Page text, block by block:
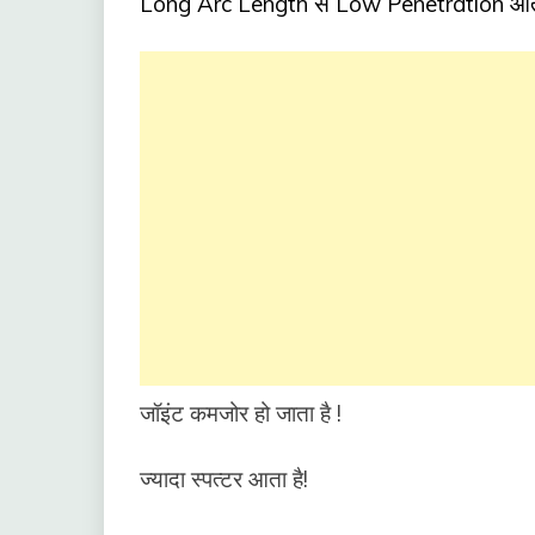
जॉइंट कमजोर हो जाता है !
ज्यादा स्पत्टर आता है!